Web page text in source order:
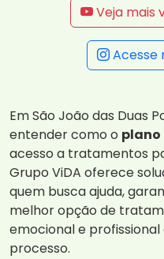
Veja mais
Acesse
Em São João das Duas
entender como o plano
acesso a tratamentos
Grupo ViDA oferece
quem busca ajuda,
melhor opção de
emocional e
processo.